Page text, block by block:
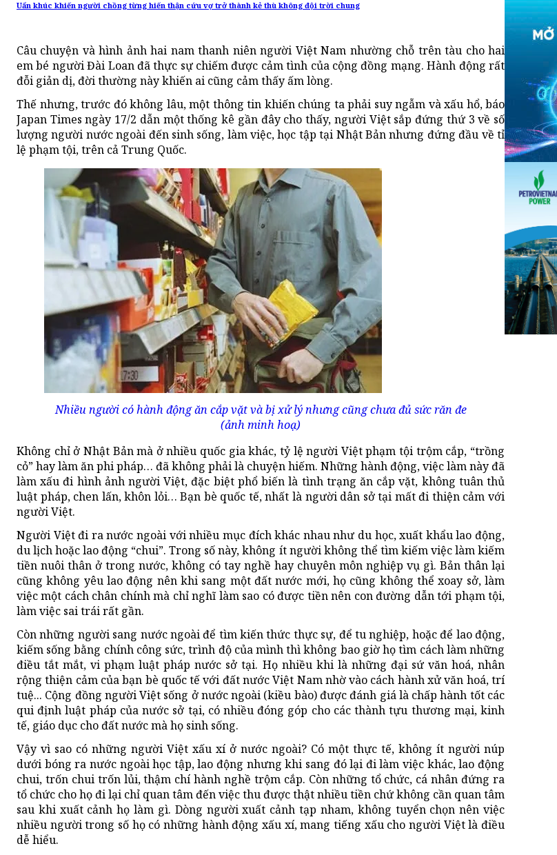
Uẩn khúc khiến người chồng từng hiến thận cứu vợ trở thành kẻ thù không đội trời chung
Câu chuyện và hình ảnh hai nam thanh niên người Việt Nam nhường chỗ trên tàu cho hai
em bé người Đài Loan đã thực sự chiếm được cảm tình của cộng đồng mạng. Hành động rất
đỗi giản dị, đời thường này khiến ai cũng cảm thấy ấm lòng.
Thế nhưng, trước đó không lâu, một thông tin khiến chúng ta phải suy ngẫm và xấu hổ, báo
Japan Times ngày 17/2 dẫn một thống kê gần đây cho thấy, người Việt sắp đứng thứ 3 về số
lượng người nước ngoài đến sinh sống, làm việc, học tập tại Nhật Bản nhưng đứng đầu về tỉ
lệ phạm tội, trên cả Trung Quốc.
Nhiều người có hành động ăn cắp vặt và bị xử lý nhưng cũng chưa đủ sức răn đe
(ảnh minh hoạ)
Không chỉ ở Nhật Bản mà ở nhiều quốc gia khác, tỷ lệ người Việt phạm tội trộm cắp, “trồng
cỏ” hay làm ăn phi pháp… đã không phải là chuyện hiếm. Những hành động, việc làm này đã
làm xấu đi hình ảnh người Việt, đặc biệt phổ biến là tình trạng ăn cắp vặt, không tuân thủ
luật pháp, chen lấn, khôn lỏi… Bạn bè quốc tế, nhất là người dân sở tại mất đi thiện cảm với
người Việt.
Người Việt đi ra nước ngoài với nhiều mục đích khác nhau như du học, xuất khẩu lao động,
du lịch hoặc lao động “chui”. Trong số này, không ít người không thể tìm kiếm việc làm kiếm
tiền nuôi thân ở trong nước, không có tay nghề hay chuyên môn nghiệp vụ gì. Bản thân lại
cũng không yêu lao động nên khi sang một đất nước mới, họ cũng không thể xoay sở, làm
việc một cách chân chính mà chỉ nghĩ làm sao có được tiền nên con đường dẫn tới phạm tội,
làm việc sai trái rất gần.
Còn những người sang nước ngoài để tìm kiến thức thực sự, để tu nghiệp, hoặc để lao động,
kiếm sống bằng chính công sức, trình độ của mình thì không bao giờ họ tìm cách làm những
điều tắt mắt, vi phạm luật pháp nước sở tại. Họ nhiều khi là những đại sứ văn hoá, nhân
rộng thiện cảm của bạn bè quốc tế với đất nước Việt Nam nhờ vào cách hành xử văn hoá, trí
tuệ... Cộng đồng người Việt sống ở nước ngoài (kiều bào) được đánh giá là chấp hành tốt các
qui định luật pháp của nước sở tại, có nhiều đóng góp cho các thành tựu thương mại, kinh
tế, giáo dục cho đất nước mà họ sinh sống.
Vậy vì sao có những người Việt xấu xí ở nước ngoài? Có một thực tế, không ít người núp
dưới bóng ra nước ngoài học tập, lao động nhưng khi sang đó lại đi làm việc khác, lao động
chui, trốn chui trốn lủi, thậm chí hành nghề trộm cắp. Còn những tổ chức, cá nhân đứng ra
tổ chức cho họ đi lại chỉ quan tâm đến việc thu được thật nhiều tiền chứ không cần quan tâm
sau khi xuất cảnh họ làm gì. Dòng người xuất cảnh tạp nham, không tuyển chọn nên việc
nhiều người trong số họ có những hành động xấu xí, mang tiếng xấu cho người Việt là điều
dễ hiểu.